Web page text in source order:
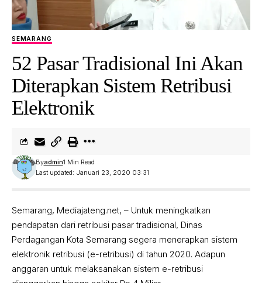
SEMARANG
52 Pasar Tradisional Ini Akan
Diterapkan Sistem Retribusi
Elektronik
Last updated: Januari 23, 2020 03:31
Byadmin1 Min Read
Semarang, Mediajateng.net, – Untuk meningkatkan
pendapatan dari retribusi pasar tradisional, Dinas
Perdagangan Kota Semarang segera menerapkan sistem
elektronik retribusi (e-retribusi) di tahun 2020. Adapun
anggaran untuk melaksanakan sistem e-retribusi